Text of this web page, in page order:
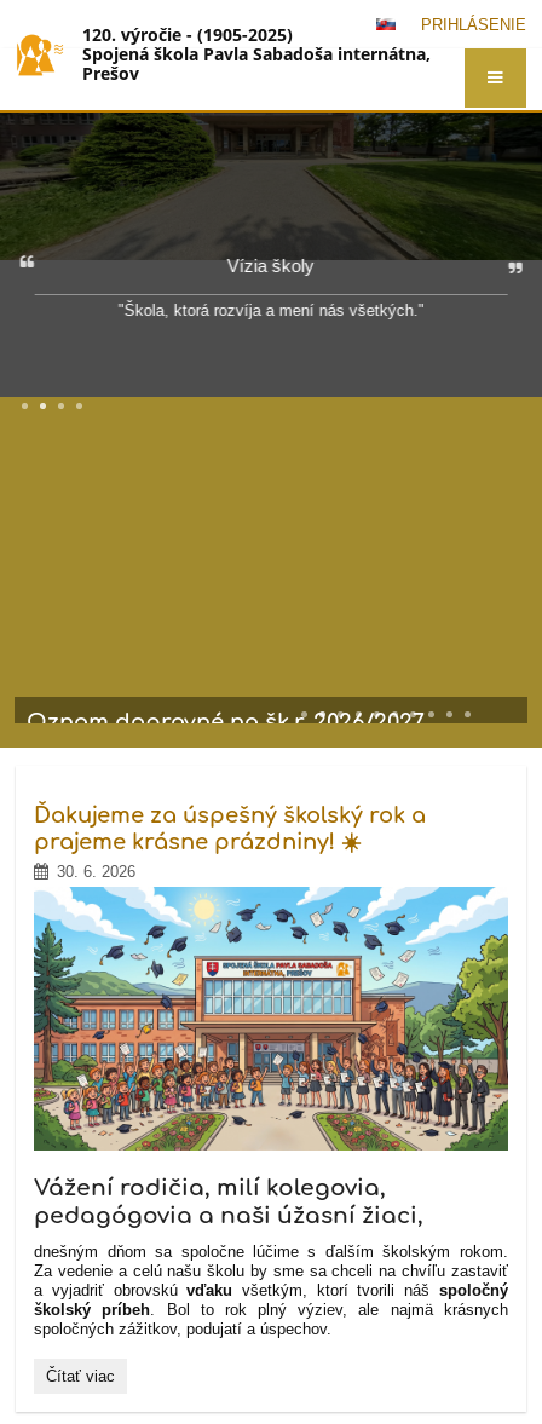
PRIHLÁSENIE
120. výročie - (1905-2025)
Spojená škola Pavla Sabadoša internátna,
Prešov
Hlavná
stránka
Vízia školy
"Škola, ktorá rozvíja a mení nás všetkých."
Oznam dopravné na šk.r. 2026/2027
Ďakujeme za úspešný školský rok a
prajeme krásne prázdniny! ☀️
30. 6. 2026
Vážení rodičia, milí kolegovia,
pedagógovia a naši úžasní žiaci,
dnešným dňom sa spoločne lúčime s ďalším školským rokom.
Za vedenie a celú našu školu by sme sa chceli na chvíľu zastaviť
a vyjadriť obrovskúvďakuvšetkým, ktorí tvorili náš spoločný
školský príbeh . Bol to rok plný výziev, ale najmä krásnych
spoločných zážitkov, podujatí a úspechov.
Ďakujeme
úspešný
Čítať viac